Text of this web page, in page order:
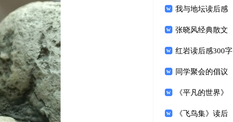
读后感13篇
我与地坛读后感
15篇张晓风经典散文
集读后感
红岩读后感300字
同学聚会的倡议
书15篇《平凡的世界》
读后感(集锦15篇)
《飞鸟集》读后